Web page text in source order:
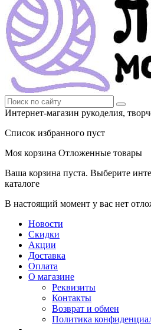
Интернет-магазин рукоделия,
Список избранного пуст
Моя корзина Отложенные товары
Ваша корзина пуста. Выберите
каталоге
В настоящий момент у вас нет
Новости
Скидки
Акции
Доставка
Оплата
О магазине
Реквизиты
Контакты
Возврат и обмен
Политика